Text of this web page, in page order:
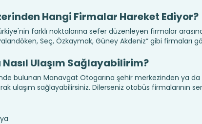
Hangi Firmalar Hareket Ediyor?
farklı noktalarına sefer düzenleyen firmalar
Seç, Özkaymak, Güney Akdeniz” gibi firmaları
Ulaşım Sağlayabilirim?
bulunan Manavgat Otogarına şehir merkezinden ya
ulaşım sağlayabilirsiniz. Dilerseniz otobüs firmalarının